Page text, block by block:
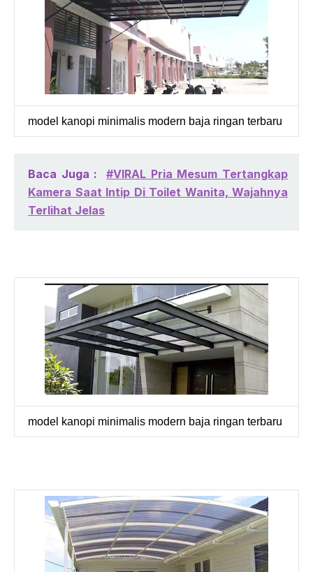
model kanopi minimalis modern baja ringan terbaru
Baca Juga :
#VIRAL Pria Mesum Tertangkap
Kamera Saat Intip Di Toilet Wanita, Wajahnya
Terlihat Jelas
model kanopi minimalis modern baja ringan terbaru